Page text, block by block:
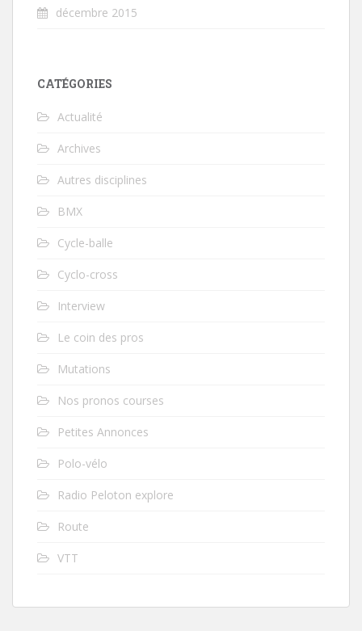
décembre 2015
CATÉGORIES
Actualité
Archives
Autres disciplines
BMX
Cycle-balle
Cyclo-cross
Interview
Le coin des pros
Mutations
Nos pronos courses
Petites Annonces
Polo-vélo
Radio Peloton explore
Route
VTT